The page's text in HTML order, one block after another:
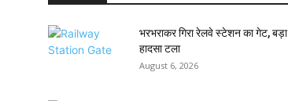
भरभराकर गिरा रेलवे स्टेशन का गेट, बड़ा
हादसा टला
August 6, 2026